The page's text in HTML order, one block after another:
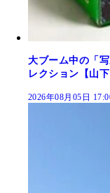
大ブーム中の「
レクション【山
2026年08月05日